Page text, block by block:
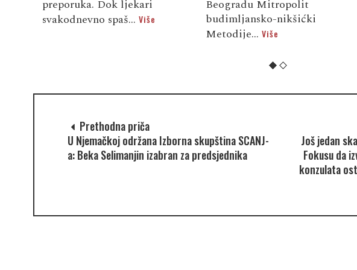
preporuka. Dok ljekari
svakodnevno spaš... Više
Beogradu Mitropolit
budimljansko-nikšićki
Metodije... Više
Prethodna priča
U Njemačkoj održana Izborna skupština SCANJ-
a: Beka Selimanjin izabran za predsjednika
Još jedan
Fokusu da
konzulata